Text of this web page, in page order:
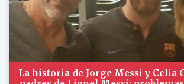
La historia de Jorge Messi y Celia